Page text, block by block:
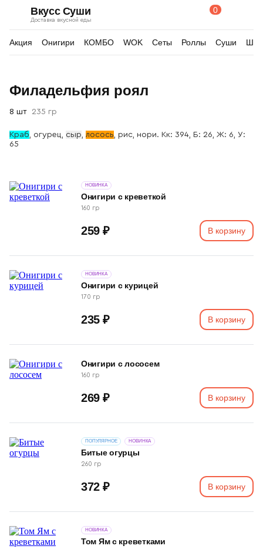
Вкусс Суши
Доставка вкусной еды
ПоискКорзина
0
Акция Онигири КОМБО WOK Сеты Роллы Суши
Филадельфия роял
8 шт 235 гр
Краб, огурец, сыр, лосось, рис, нори. Кк: 394, Б: 26, Ж: 6, У:
65
Онигири с креветкой
НОВИНКА
160 гр
259 ₽ В корзину
Онигири с курицей
НОВИНКА
170 гр
235 ₽ В корзину
Онигири с лососем
160 гр
269 ₽ В корзину
Битые огурцы
ПОПУЛЯРНОЕ НОВИНКА
260 гр
372 ₽ В корзину
Том Ям с креветками
НОВИНКА
товара